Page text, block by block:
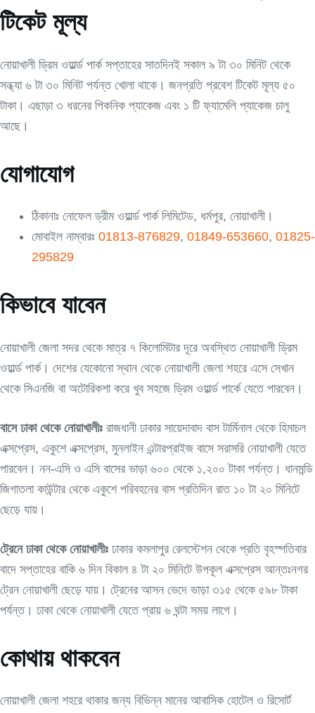
টিকেট মূল্য
নোয়াখালী ড্রিম ওয়ার্ল্ড পার্ক সপ্তাহের সাতদিনই সকাল ৯ টা ৩০ মিনিট থেকে
সন্ধ্যা ৬ টা ৩০ মিনিট পর্যন্ত খোলা থাকে। জনপ্রতি প্রবেশ টিকেট মূল্য ৫০
টাকা। এছাড়া ৩ ধরনের পিকনিক প্যাকেজ এবং ১ টি ফ্যামেলি প্যাকেজ চালু
আছে।
যোগাযোগ
ঠিকানাঃ নোফেল ড্রীম ওয়ার্ল্ড পার্ক লিমিটেড, ধর্মপুর, নোয়াখালী।
মোবাইল নাম্বারঃ 01813-876829, 01849-653660, 01825-
295829
কিভাবে যাবেন
নোয়াখালী জেলা সদর থেকে মাত্র ৭ কিলোমিটার দূরে অবস্থিত নোয়াখালী ড্রিম
ওয়ার্ল্ড পার্ক। দেশের যেকোনো স্থান থেকে নোয়াখালী জেলা শহরে এসে সেখান
থেকে সিএনজি বা অটোরিকশা করে খুব সহজে ড্রিম ওয়ার্ল্ড পার্কে যেতে পারবেন।
বাসে ঢাকা থেকে নোয়াখালীঃ রাজধানী ঢাকার সায়েদাবাদ বাস টার্মিনাল থেকে হিমাচল
এক্সপ্রেস, একুশে এক্সপ্রেস, মুনলাইন এন্টারপ্রাইজ বাসে সরাসরি নোয়াখালী যেতে
পারবেন। নন-এসি ও এসি বাসের ভাড়া ৬০০ থেকে ১,২০০ টাকা পর্যন্ত। ধানমন্ডি
জিগাতলা কাউন্টার থেকে একুশে পরিবহনের বাস প্রতিদিন রাত ১০ টা ২০ মিনিটে
ছেড়ে যায়।
ট্রেনে ঢাকা থেকে নোয়াখালীঃ ঢাকার কমলাপুর রেলস্টেশন থেকে প্রতি বৃহস্পতিবার
বাদে সপ্তাহের বাকি ৬ দিন বিকাল ৪ টা ২০ মিনিটে উপকূল এক্সপ্রেস আন্তঃনগর
ট্রেন নোয়াখালী ছেড়ে যায়। ট্রেনের আসন ভেদে ভাড়া ৩১৫ থেকে ৫৯৮ টাকা
পর্যন্ত। ঢাকা থেকে নোয়াখালী যেতে প্রায় ৬ ঘন্টা সময় লাগে।
কোথায় থাকবেন
নোয়াখালী জেলা শহরে থাকার জন্য বিভিন্ন মানের আবাসিক হোটেল ও রিসোর্ট